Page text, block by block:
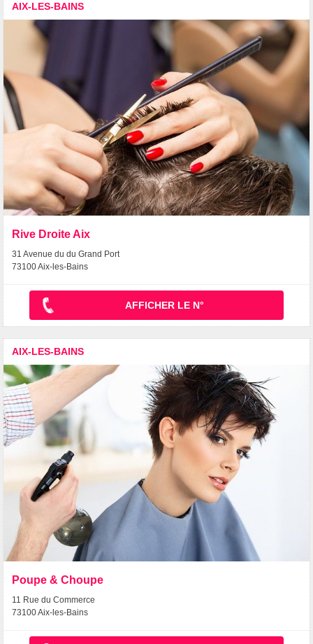
AIX-LES-BAINS
Rive Droite Aix
31 Avenue du du Grand Port
73100 Aix-les-Bains
AFFICHER LE N°
AIX-LES-BAINS
Poupe & Choupe
11 Rue du Commerce
73100 Aix-les-Bains